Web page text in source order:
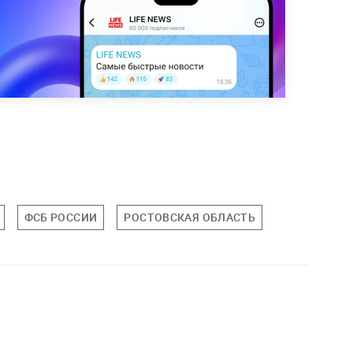
ФСБ РОССИИ РОСТОВСКАЯ ОБЛАСТЬ